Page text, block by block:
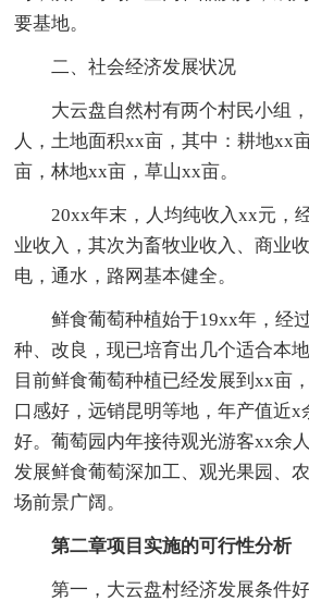
要基地。
二、社会经济发展状况
大云盘自然村有两个村民小组，
人，土地面积xx亩，其中：耕地xx
亩，林地xx亩，草山xx亩。
20xx年末，人均纯收入xx元，
业收入，其次为畜牧业收入、商业
电，通水，路网基本健全。
鲜食葡萄种植始于19xx年，经过
种、改良，现已培育出几个适合本
目前鲜食葡萄种植已经发展到xx亩
口感好，远销昆明等地，年产值近x
好。葡萄园内年接待观光游客xx余
发展鲜食葡萄深加工、观光果园、
场前景广阔。
第二章项目实施的可行性分析
第一，大云盘村经济发展条件好